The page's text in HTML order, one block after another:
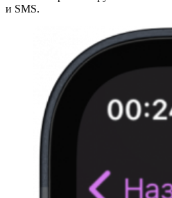
и SMS.